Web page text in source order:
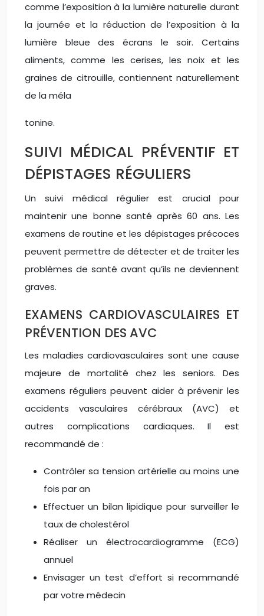
comme l’exposition à la lumière naturelle durant
la journée et la réduction de l’exposition à la
lumière bleue des écrans le soir. Certains
aliments, comme les cerises, les noix et les
graines de citrouille, contiennent naturellement
de la méla
tonine.
SUIVI MÉDICAL PRÉVENTIF ET
DÉPISTAGES RÉGULIERS
Un suivi médical régulier est crucial pour
maintenir une bonne santé après 60 ans. Les
examens de routine et les dépistages précoces
peuvent permettre de détecter et de traiter les
problèmes de santé avant qu’ils ne deviennent
graves.
EXAMENS CARDIOVASCULAIRES ET
PRÉVENTION DES AVC
Les maladies cardiovasculaires sont une cause
majeure de mortalité chez les seniors. Des
examens réguliers peuvent aider à prévenir les
accidents vasculaires cérébraux (AVC) et
autres complications cardiaques. Il est
recommandé de :
Contrôler sa tension artérielle au moins une
fois par an
Effectuer un bilan lipidique pour surveiller le
taux de cholestérol
Réaliser un électrocardiogramme (ECG)
annuel
Envisager un test d’effort si recommandé
par votre médecin